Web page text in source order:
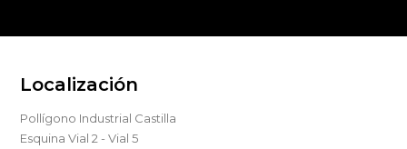
Localización
Pollígono Industrial Castilla
Esquina Vial 2 - Vial 5